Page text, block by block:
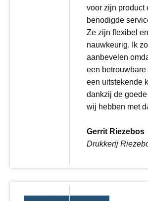
voor zijn product
benodigde
Ze zijn flexibel
nauwkeurig. Ik
aanbevelen
een betrouwbare
een uitstekende
dankzij de
wij hebben met
Gerrit Riezebos
Drukkerij